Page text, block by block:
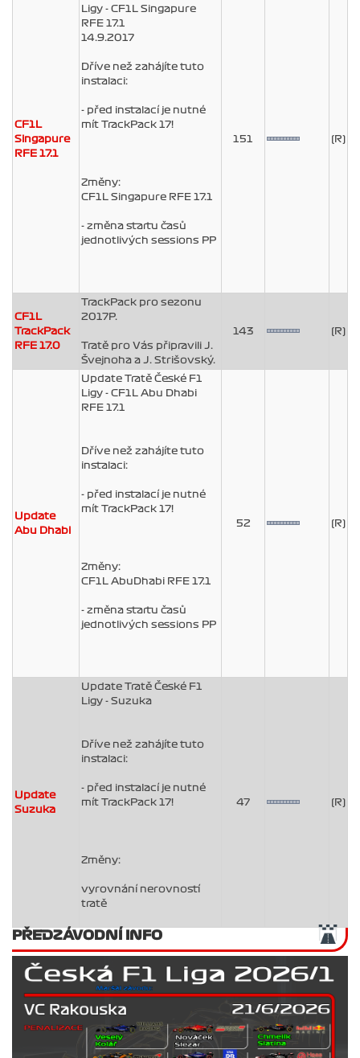
CF1L
Singapure
RFE 17.1
Ligy - CF1L Singapure
RFE 17.1
14.9.2017
Dříve než zahájíte tuto
instalaci:
- před instalací je nutné
mít TrackPack 17!
Změny:
CF1L Singapure RFE 17.1
- změna startu časů
jednotlivých sessions PP
151 (R)
CF1L
TrackPack
RFE 17.0
TrackPack pro sezonu
2017P.
Tratě pro Vás připravili J.
Švejnoha a J. Strišovský.
143 (R)
Update
Abu Dhabi
Update Tratě České F1
Ligy - CF1L Abu Dhabi
RFE 17.1
Dříve než zahájíte tuto
instalaci:
- před instalací je nutné
mít TrackPack 17!
Změny:
CF1L AbuDhabi RFE 17.1
- změna startu časů
jednotlivých sessions PP
52 (R)
Update
Suzuka
Update Tratě České F1
Ligy - Suzuka
Dříve než zahájíte tuto
instalaci:
- před instalací je nutné
mít TrackPack 17!
Změny:
vyrovnání nerovností
tratě
47 (R)
PŘEDZÁVODNÍ INFO